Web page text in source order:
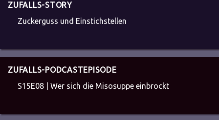
ZUFALLS-STORY
Zuckerguss und Einstichstellen
ZUFALLS-PODCASTEPISODE
S15E08 | Wer sich die Misosuppe einbrockt